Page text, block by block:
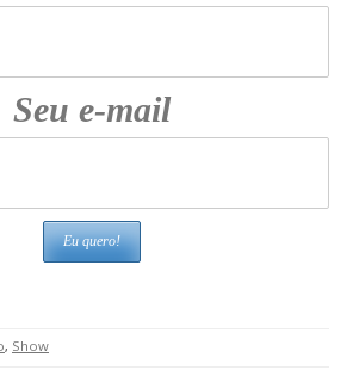
Seu e-mail
, Show